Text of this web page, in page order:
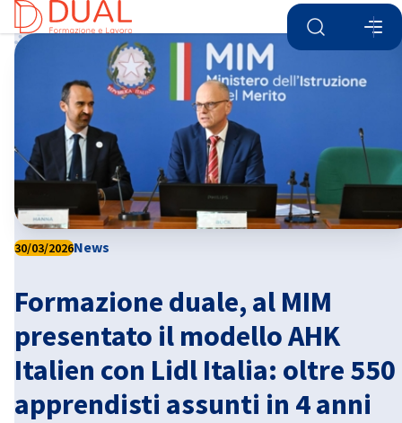
Aprire la
Italian
Formazione duale, al MIM
presentato il modello AHK
Italien con Lidl Italia: oltre 550
apprendisti assunti in 4 anni
30/03/2026News